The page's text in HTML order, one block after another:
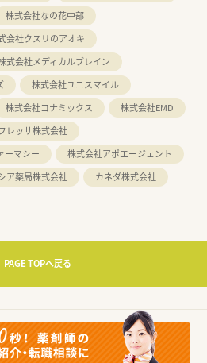
株式会社なの花中部
会社クスリのアオキ
式会社メディカルブレイン
株式会社ユニスマイル
株式会社コナミックス
株式会社EMD
レッサ株式会社
ーマシー
株式会社アポエージェント
ア薬局株式会社 カネダ株式会社
PAGE TOPへ戻る